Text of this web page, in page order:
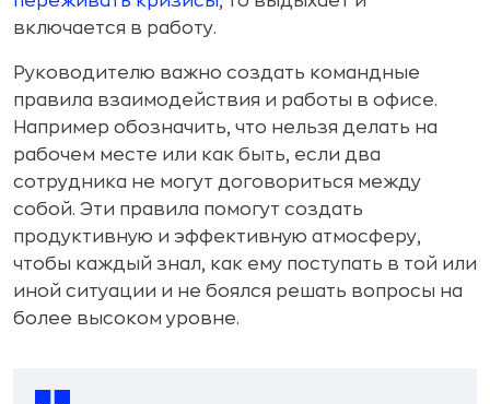
включается в работу.
Руководителю важно создать командные
правила взаимодействия и работы в офисе.
Например обозначить, что нельзя делать на
рабочем месте или как быть, если два
сотрудника не могут договориться между
собой. Эти правила помогут создать
продуктивную и эффективную атмосферу,
чтобы каждый знал, как ему поступать в той или
иной ситуации и не боялся решать вопросы на
более высоком уровне.